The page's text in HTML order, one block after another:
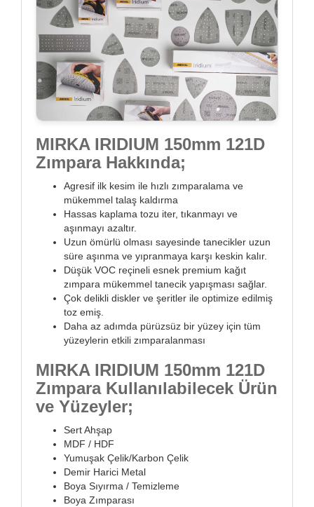
MIRKA IRIDIUM 150mm 121D
Zımpara Hakkında;
Agresif ilk kesim ile hızlı zımparalama ve
mükemmel talaş kaldırma
Hassas kaplama tozu iter, tıkanmayı ve
aşınmayı azaltır.
Uzun ömürlü olması sayesinde tanecikler uzun
süre aşınma ve yıpranmaya karşı keskin kalır.
Düşük VOC reçineli esnek premium kağıt
zımpara mükemmel tanecik yapışması sağlar.
Çok delikli diskler ve şeritler ile optimize edilmiş
toz emiş.
Daha az adımda pürüzsüz bir yüzey için tüm
yüzeylerin etkili zımparalanması
MIRKA IRIDIUM 150mm 121D
Zımpara Kullanılabilecek Ürün
ve Yüzeyler;
Sert Ahşap
MDF / HDF
Yumuşak Çelik/Karbon Çelik
Demir Harici Metal
Boya Sıyırma / Temizleme
Boya Zımparası